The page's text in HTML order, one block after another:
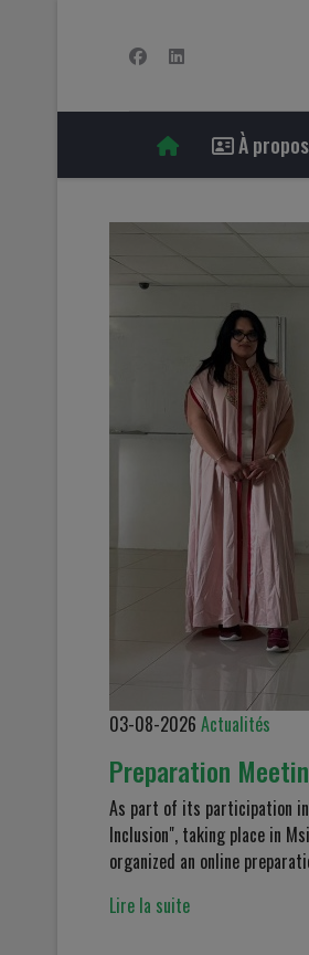
À propos
03-08-2026 Actualités
Preparation
As part of its participation
Inclusion", taking place in
organized an online
Lire la suite